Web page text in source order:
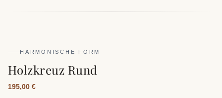
HARMONISCHE FORM
Holzkreuz Rund
195,00 €